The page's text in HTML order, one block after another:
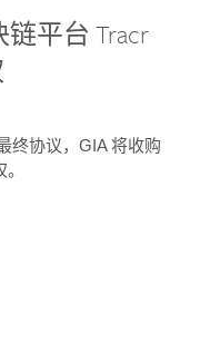
平台 Tracr
终协议，GIA 将收购